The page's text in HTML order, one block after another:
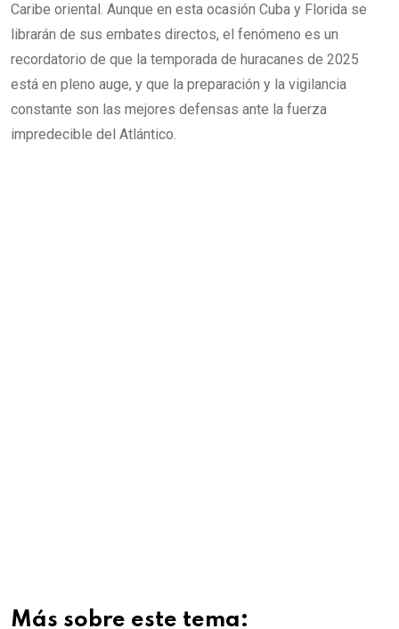
Caribe oriental. Aunque en esta ocasión Cuba y Florida se
librarán de sus embates directos, el fenómeno es un
recordatorio de que la temporada de huracanes de 2025
está en pleno auge, y que la preparación y la vigilancia
constante son las mejores defensas ante la fuerza
impredecible del Atlántico.
Más sobre este tema: